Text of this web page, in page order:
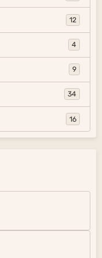
12
4
9
34
16